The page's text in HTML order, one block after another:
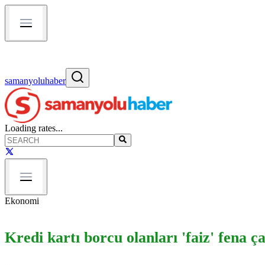
samanyoluhaber
Loading rates...
Ekonomi
Kredi kartı borcu olanları 'faiz' fena